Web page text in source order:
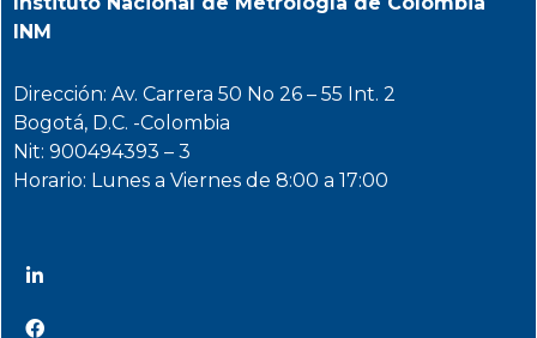
INM
Dirección: Av. Carrera 50 No 26 – 55 Int. 2
Bogotá, D.C. -Colombia
Nit: 900494393 – 3
Horario: Lunes a Viernes de 8:00 a 17:00
@INMdeColombia
@INMdeColombia